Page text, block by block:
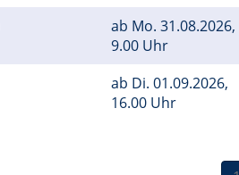
ab Mo. 31.08.2026,
9.00 Uhr
ab Di. 01.09.2026,
16.00 Uhr